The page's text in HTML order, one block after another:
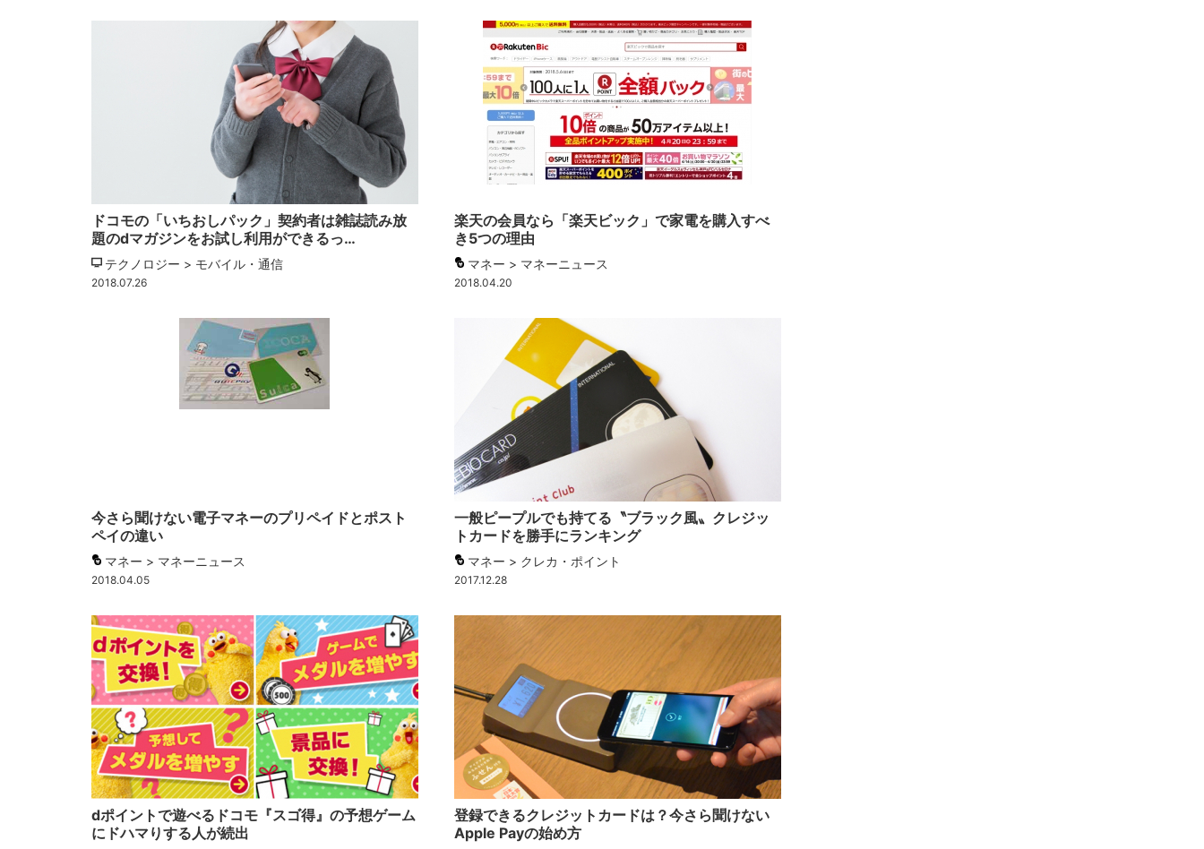
ドコモの「いちおしパック」契約者は雑誌読み放
題のdマガジンをお試し利用ができるっ…
テクノロジー > モバイル・通信
2018.07.26
楽天の会員なら「楽天ビック」で家電を購入すべ
き5つの理由
マネー > マネーニュース
2018.04.20
今さら聞けない電子マネーのプリペイドとポスト
ペイの違い
マネー > マネーニュース
2018.04.05
一般ピープルでも持てる〝ブラック風〟クレジッ
トカードを勝手にランキング
マネー > クレカ・ポイント
2017.12.28
dポイントで遊べるドコモ『スゴ得』の予想ゲーム
にドハマりする人が続出
登録できるクレジットカードは？今さら聞けない
Apple Payの始め方